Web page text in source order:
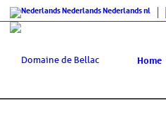
NederlandsNederlandsnl
Home